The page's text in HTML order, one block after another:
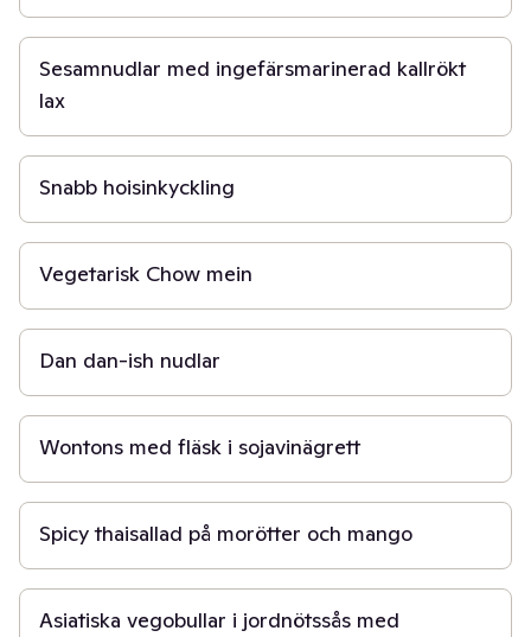
15 min
Sesamnudlar med ingefärsmarinerad kallrökt
lax
20 min
Snabb hoisinkyckling
20 min
Vegetarisk Chow mein
20 min
Dan dan-ish nudlar
20 min
Wontons med fläsk i sojavinägrett
20 min
Spicy thaisallad på morötter och mango
30 min
Asiatiska vegobullar i jordnötssås med